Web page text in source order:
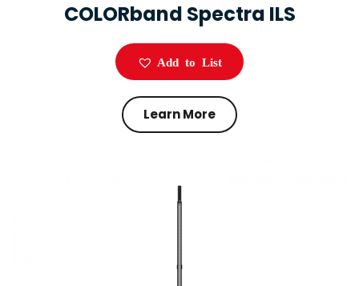
COLORband Spectra ILS
Add to List
Learn More